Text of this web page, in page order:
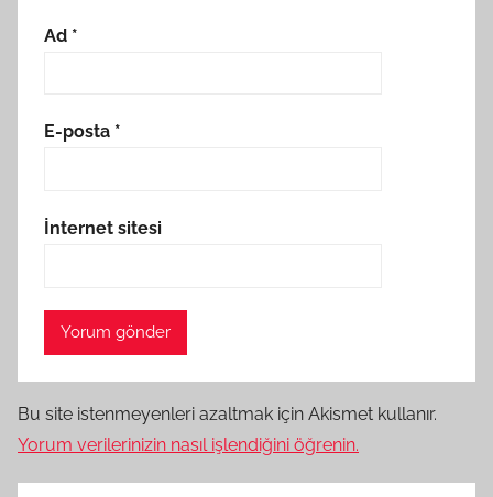
Ad *
E-posta *
İnternet sitesi
Bu site istenmeyenleri azaltmak için Akismet kullanır.
Yorum verilerinizin nasıl işlendiğini öğrenin.